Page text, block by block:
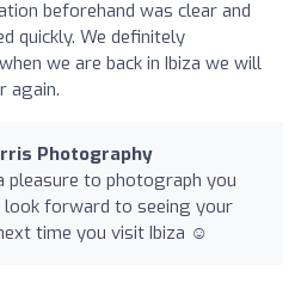
beforehand was clear and
quickly. We definitely
we are back in Ibiza we will
again.
Photography
pleasure to photograph you
look forward to seeing your
time you visit Ibiza ☺️